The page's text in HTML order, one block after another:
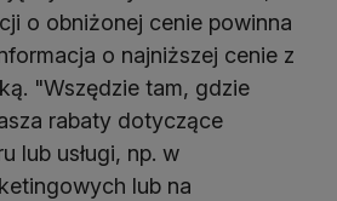
o obniżonej cenie powinna
o najniższej cenie z
"Wszędzie tam, gdzie
rabaty dotyczące
lub usługi, np. w
lub na